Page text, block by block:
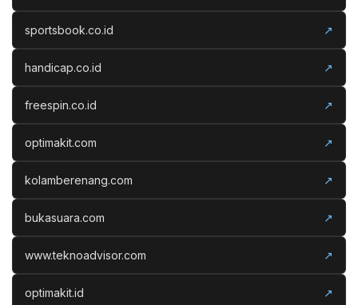
sportsbook.co.id ↗
handicap.co.id ↗
freespin.co.id ↗
optimakit.com ↗
kolamberenang.com ↗
bukasuara.com ↗
www.teknoadvisor.com ↗
optimakit.id ↗